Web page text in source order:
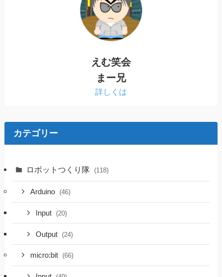
えむ笑会
まー兄
詳しくは
カテゴリー
ロボットつくり隊 (118)
Arduino (46)
Input (20)
Output (24)
micro:bit (66)